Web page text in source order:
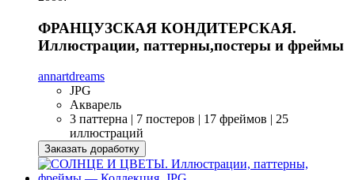
ФРАНЦУЗСКАЯ КОНДИТЕРСКАЯ.
Иллюстрации, паттерны,постеры и фреймы
annartdreams
JPG
Акварель
3 паттерна | 7 постеров | 17 фреймов | 25
иллюстраций
Заказать доработку